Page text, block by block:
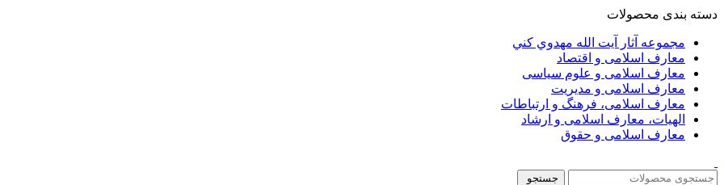
دسته بندی محصولات
مجموعه آثار آيت الله مهدوي كني
معارف اسلامی و اقتصاد
معارف اسلامی و علوم سیاسی
معارف اسلامی و مدیریت
معارف اسلامی، فرهنگ و ارتباطات
الهیات، معارف اسلامی و ارشاد
معارف اسلامی و حقوق
جستجو